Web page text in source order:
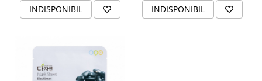
INDISPONIBIL INDISPONIBIL